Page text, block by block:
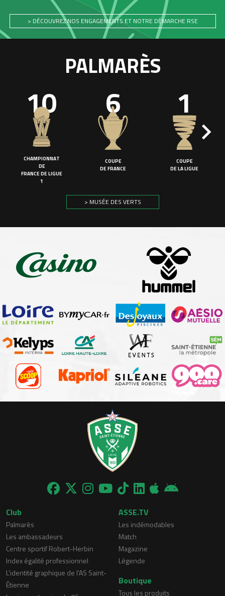
> DÉCOUVREZ NOS ENGAGEMENTS ET NOTRE DÉMARCHE RSE
PALMARÈS
10
CHAMPIONNAT
DE
FRANCE DE LIGUE
1
6
COUPE
DE FRANCE
1
COUPE
DE LA LIGUE
> MUSÉE DES VERTS
Club
Palmarès
Les ambassadeurs
Centre sportif Robert-Herbin
Index égalité professionnel
L'identité graphique de l'AS Saint-
Étienne
ASSE.TV
Les indémodables
Match
Magazine
Légende
Boutique
Tous les produits